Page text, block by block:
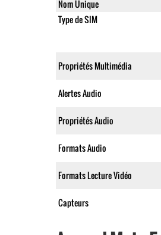
Nom Unique
Type de SIM
Propriétés Multimédia
Alertes Audio
Propriétés Audio
Formats Audio
Formats Lecture Vidéo
Capteurs